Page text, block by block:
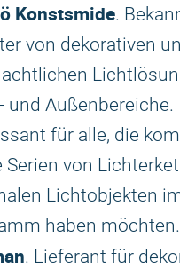
Konstsmide.
von dekorativen
und Außenbereiche.
für alle, die
Serien von
Lichtobjekten
haben möchten.
. Lieferant für